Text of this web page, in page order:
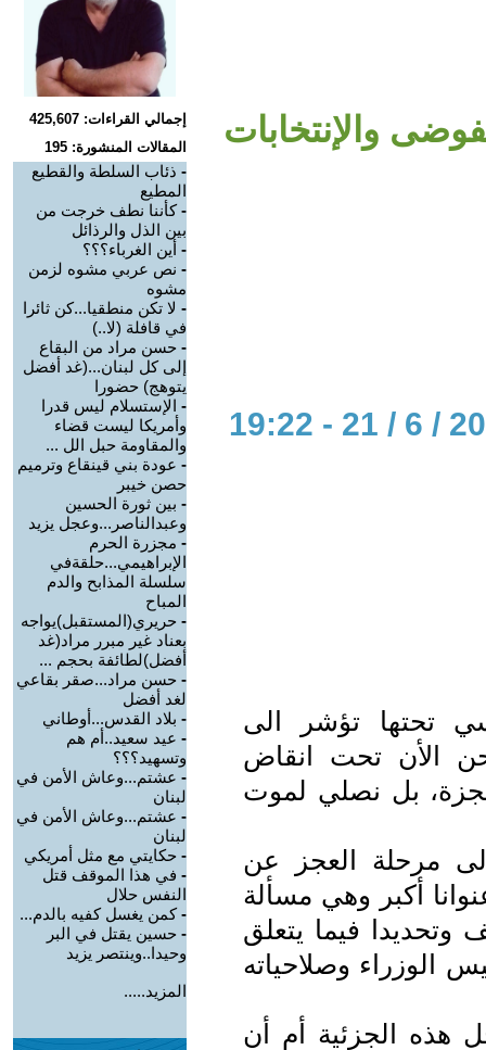
والإنتخابات
تحتها تؤشر الى
الأن تحت انقاض
بل نصلي لموت
مرحلة العجز عن
أكبر وهي مسألة
وتحديدا فيما يتعلق
الوزراء وصلاحياته
الجزئية أم أن
إجمالي القراءات: 425,607
المقالات المنشورة: 195
- ذئاب السلطة والقطيع
المطيع
-كأننا نطف خرجت من
بين الذل والرذائل
- أين الغرباء؟؟؟
- نص عربي مشوه لزمن
مشوه
- لا تكن منطقيا...كن ثائرا
في قافلة (لا..)
- حسن مراد من البقاع
إلى كل لبنان...(غد أفضل
يتوهج) حضورا
- اﻹستسلام ليس قدرا
وأمريكا ليست قضاء
والمقاومة حبل الل ...
- عودة بني قينقاع وترميم
حصن خيبر
- بين ثورة الحسين
وعبدالناصر...وعجل يزيد
- مجزرة الحرم
الإبراهيمي...حلقةفي
سلسلة المذابح والدم
المباح
- حريري(المستقبل)يواجه
بعناد غير مبرر مراد(غد
أفضل)لطائفة بحجم ...
- حسن مراد...صقر بقاعي
لغد أفضل
- بلاد القدس...أوطاني
- عيد سعيد..أم هم
وتسهيد؟؟؟
- عشتم...وعاش اﻷمن في
لبنان
- عشتم...وعاش الأمن في
لبنان
- حكايتي مع مثل أمريكي
- في هذا الموقف قتل
النفس حلال
-كمن يغسل كفيه بالدم...
- حسين يقتل في البر
وحيدا..وينتصر يزيد
المزيد.....